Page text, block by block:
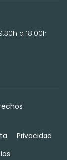
a 18:00h
Privacidad